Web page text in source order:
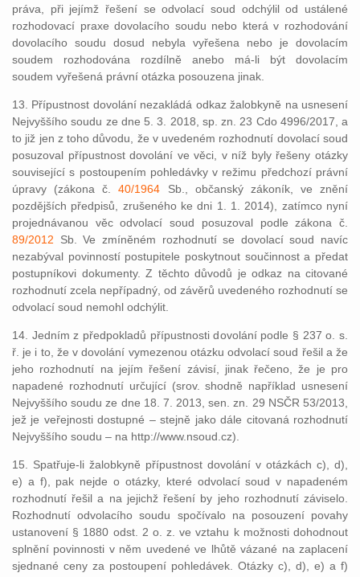
práva, při jejímž řešení se odvolací soud odchýlil od ustálené
rozhodovací praxe dovolacího soudu nebo která v rozhodování
dovolacího soudu dosud nebyla vyřešena nebo je dovolacím
soudem rozhodována rozdílně anebo má-li být dovolacím
soudem vyřešená právní otázka posouzena jinak.
13. Přípustnost dovolání nezakládá odkaz žalobkyně na usnesení
Nejvyššího soudu ze dne 5. 3. 2018, sp. zn. 23 Cdo 4996/2017, a
to již jen z toho důvodu, že v uvedeném rozhodnutí dovolací soud
posuzoval přípustnost dovolání ve věci, v níž byly řešeny otázky
související s postoupením pohledávky v režimu předchozí právní
úpravy (zákona č.40/1964 Sb., občanský zákoník, ve znění
pozdějších předpisů, zrušeného ke dni 1. 1. 2014), zatímco nyní
projednávanou věc odvolací soud posuzoval podle zákona č.
89/2012 Sb. Ve zmíněném rozhodnutí se dovolací soud navíc
nezabýval povinností postupitele poskytnout součinnost a předat
postupníkovi dokumenty. Z těchto důvodů je odkaz na citované
rozhodnutí zcela nepřípadný, od závěrů uvedeného rozhodnutí se
odvolací soud nemohl odchýlit.
14. Jedním z předpokladů přípustnosti dovolání podle § 237 o. s.
ř. je i to, že v dovolání vymezenou otázku odvolací soud řešil a že
jeho rozhodnutí na jejím řešení závisí, jinak řečeno, že je pro
napadené rozhodnutí určující (srov. shodně například usnesení
Nejvyššího soudu ze dne 18. 7. 2013, sen. zn. 29 NSČR 53/2013,
jež je veřejnosti dostupné – stejně jako dále citovaná rozhodnutí
Nejvyššího soudu – na http://www.nsoud.cz).
15. Spatřuje-li žalobkyně přípustnost dovolání v otázkách c), d),
e) a f), pak nejde o otázky, které odvolací soud v napadeném
rozhodnutí řešil a na jejichž řešení by jeho rozhodnutí záviselo.
Rozhodnutí odvolacího soudu spočívalo na posouzení povahy
ustanovení § 1880 odst. 2 o. z. ve vztahu k možnosti dohodnout
splnění povinnosti v něm uvedené ve lhůtě vázané na zaplacení
sjednané ceny za postoupení pohledávek. Otázky c), d), e) a f)